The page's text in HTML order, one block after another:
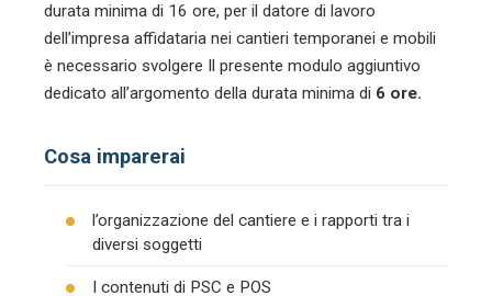
durata minima di 16 ore, per il datore di lavoro
dell’impresa affidataria nei cantieri temporanei e mobili
è necessario svolgere Il presente modulo aggiuntivo
dedicato all’argomento della durata minima di 6 ore.
Cosa imparerai
l’organizzazione del cantiere e i rapporti tra i
diversi soggetti
I contenuti di PSC e POS